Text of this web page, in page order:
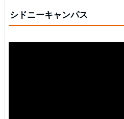
シドニーキャンパス